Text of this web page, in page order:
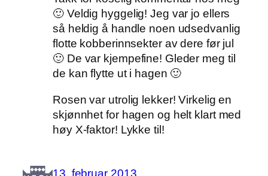
🙂 Veldig hyggelig! Jeg var jo ellers
så heldig å handle noen udsedvanlig
flotte kobberinnsekter av dere før jul
🙂 De var kjempefine! Gleder meg til
de kan flytte ut i hagen 🙂
Rosen var utrolig lekker! Virkelig en
skjønnhet for hagen og helt klart med
høy X-faktor! Lykke til!
13. februar 2013